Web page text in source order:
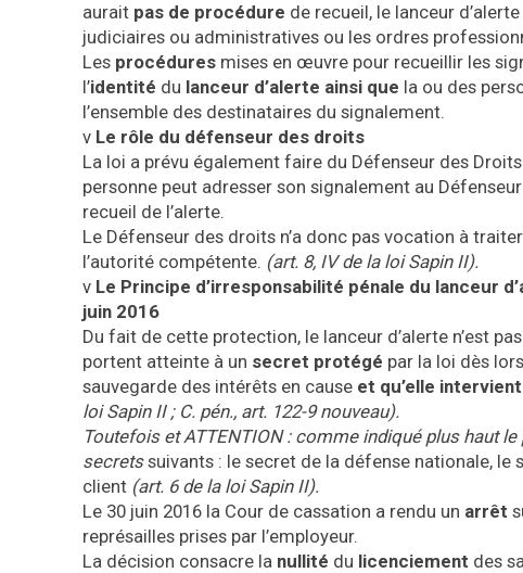
aurait pas de procédure de recueil, le lanceur
judiciaires ou administratives ou les ordres
Les procédures mises en œuvre pour recueillir les
l’identité du lanceur d’alerte ainsi que la ou des
l’ensemble des destinataires du signalement.
v Le rôle du défenseur des droits
La loi a prévu également faire du Défenseur des
personne peut adresser son signalement au
recueil de l’alerte.
Le Défenseur des droits n’a donc pas vocation à
l’autorité compétente. (art. 8, IV de la loi Sapin II).
v Le Principe d’irresponsabilité pénale du lanceur
juin 2016
Du fait de cette protection, le lanceur d’alerte n’est
portent atteinte à un secret protégé par la loi dès
sauvegarde des intérêts en cause et qu’elle
loi Sapin II ; C. pén., art. 122-9 nouveau).
Toutefois et ATTENTION : comme indiqué plus haut
secretssuivants : le secret de la défense nationale,
client (art. 6 de la loi Sapin II).
Le 30 juin 2016 la Cour de cassation a rendu un arrêt
représailles prises par l’employeur.
La décision consacre la nullité du licenciement des